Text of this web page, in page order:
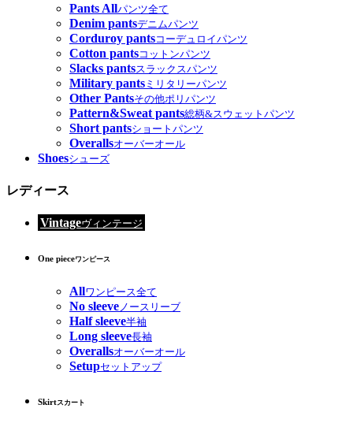
Pants Allパンツ全て
Denim pantsデニムパンツ
Corduroy pantsコーデュロイパンツ
Cotton pantsコットンパンツ
Slacks pantsスラックスパンツ
Military pants ミリタリーパンツ
Other Pantsその他ポリパンツ
Pattern&Sweat pants総柄&スウェットパンツ
Short pantsショートパンツ
Overallsオーバーオール
Shoesシューズ
レディース
Vintageヴィンテージ
One pieceワンピース
Allワンピース全て
No sleeveノースリーブ
Half sleeve半袖
Long sleeve長袖
Overallsオーバーオール
Setupセットアップ
Skirtスカート